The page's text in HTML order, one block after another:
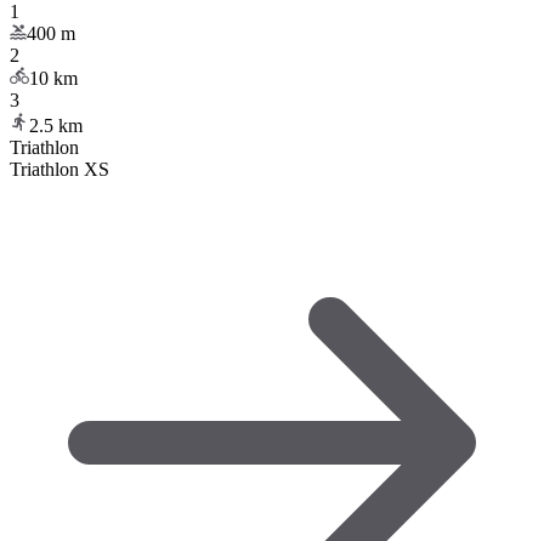
1
400 m
2
10 km
3
2.5 km
Triathlon
Triathlon XS